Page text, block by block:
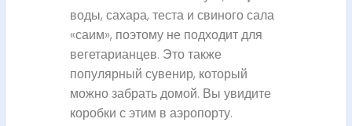
воды, сахара, теста и свиного сала
«саим», поэтому не подходит для
вегетарианцев. Это также
популярный сувенир, который
можно забрать домой. Вы увидите
коробки с этим в аэропорту.